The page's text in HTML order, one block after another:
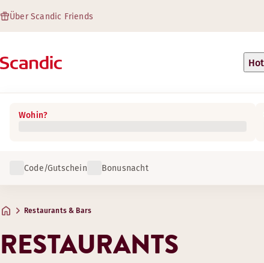
Über Scandic Friends
Wohin?
Code/Gutschein Bonusnacht
Restaurants & Bars
RESTAURANTS